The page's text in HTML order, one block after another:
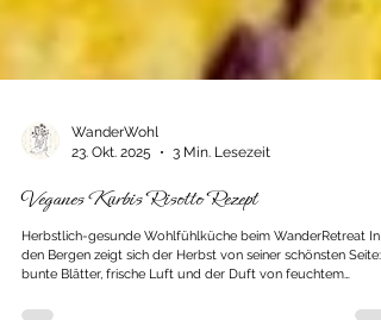
WanderWohl
23. Okt. 2025
3 Min. Lesezeit
Veganes Kürbis Risotto Rezept